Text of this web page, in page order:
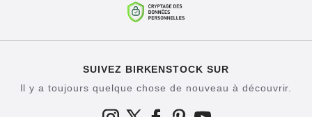
SUIVEZ BIRKENSTOCK SUR
Il y a toujours quelque chose de nouveau à découvrir.